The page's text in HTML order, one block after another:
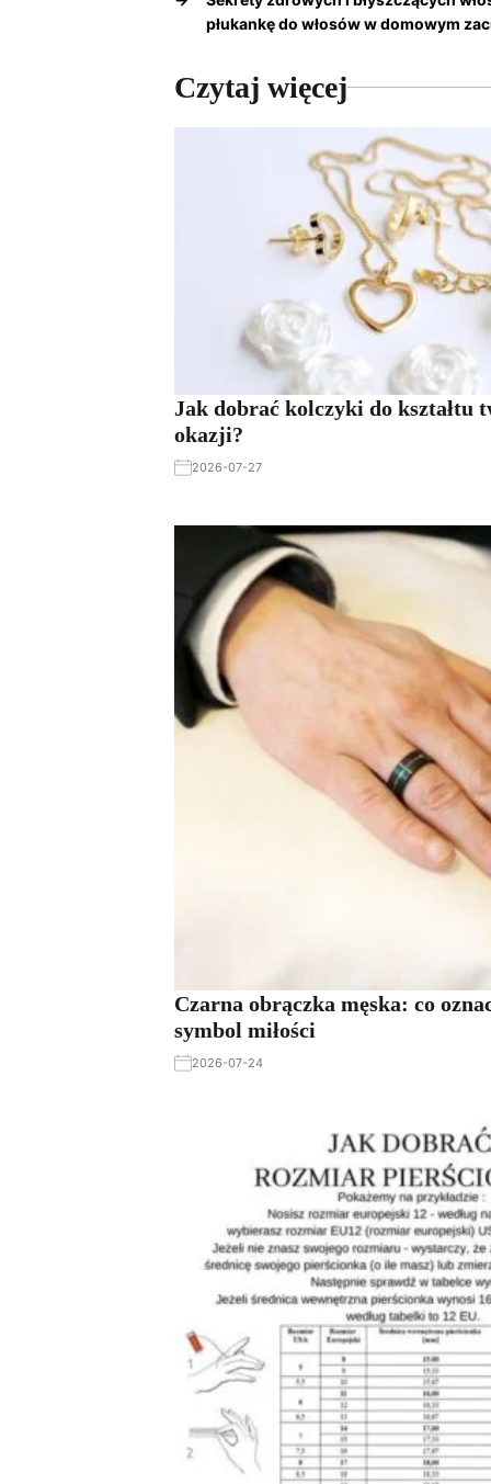
płukankę do włosów w domowym
Czytaj więcej
Jak dobrać kolczyki do kształtu
okazji?
2026-07-27
Czarna obrączka męska: co
symbol miłości
2026-07-24